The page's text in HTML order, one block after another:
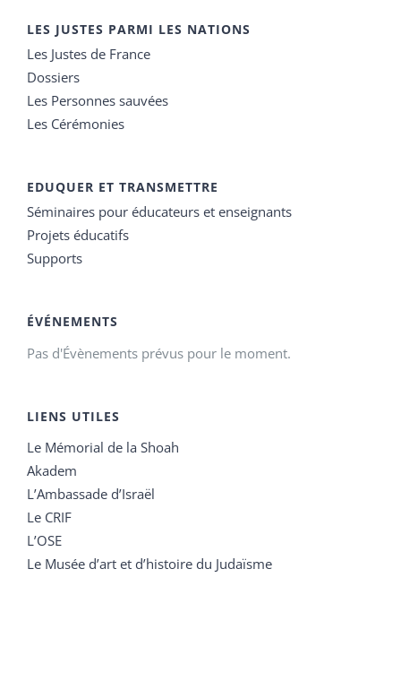
LES JUSTES PARMI LES NATIONS
Les Justes de France
Dossiers
Les Personnes sauvées
Les Cérémonies
EDUQUER ET TRANSMETTRE
Séminaires pour éducateurs et enseignants
Projets éducatifs
Supports
ÉVÉNEMENTS
Pas d'Évènements prévus pour le moment.
LIENS UTILES
Le Mémorial de la Shoah
Akadem
L’Ambassade d’Israël
Le CRIF
L’OSE
Le Musée d’art et d’histoire du Judaïsme